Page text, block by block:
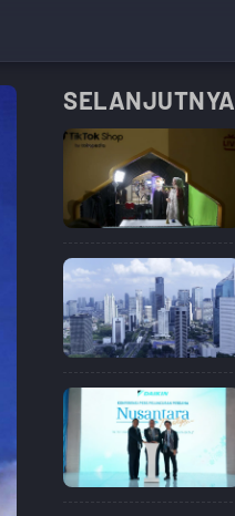
SELANJUTNYA